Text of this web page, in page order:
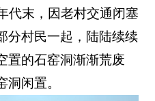
代末，因老村交通闭塞
分村民一起，陆陆续续
置的石窑洞渐渐荒废
闲置。